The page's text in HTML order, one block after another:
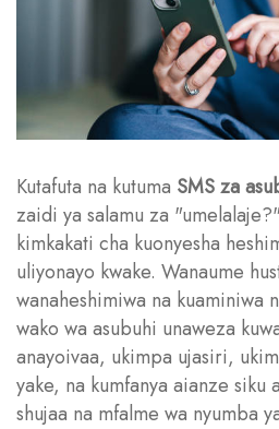
Kutafuta na kutuma SMS za
zaidi ya salamu za
kimkakati cha kuonyesha
uliyonayo kwake. Wanaume
wanaheshimiwa na kuaminiwa
wako wa asubuhi unaweza
anayoivaa, ukimpa ujasiri,
yake, na kumfanya aianze siku
shujaa na mfalme wa nyumba